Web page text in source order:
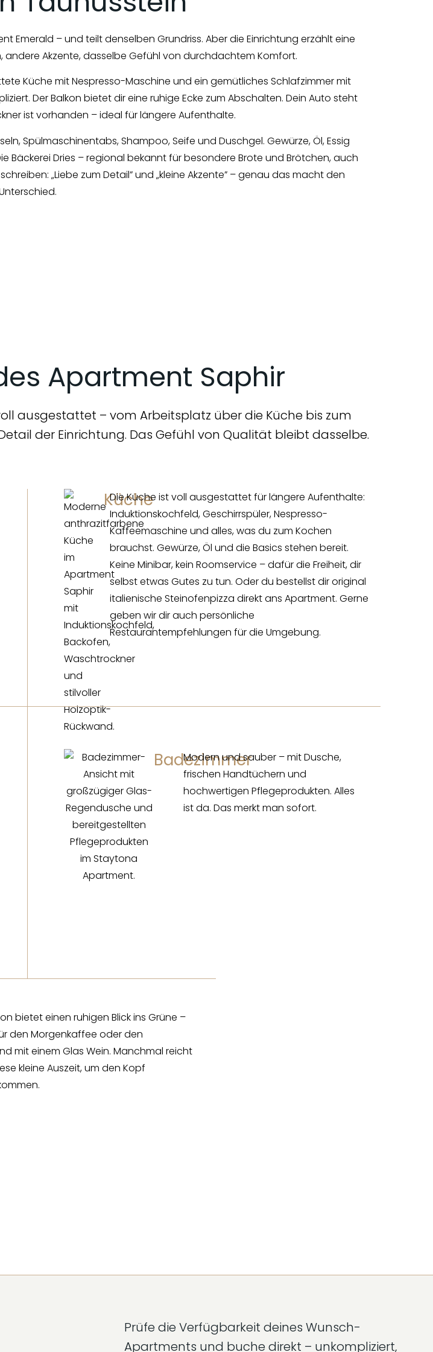
Emerald – und teilt denselben Grundriss. Aber die Einrichtung erzählt eine
Akzente, dasselbe Gefühl von durchdachtem Komfort.
Küche mit Nespresso-Maschine und ein gemütliches Schlafzimmer mit
Der Balkon bietet dir eine ruhige Ecke zum Abschalten. Dein Auto steht
ist vorhanden – ideal für längere Aufenthalte.
Spülmaschinentabs, Shampoo, Seife und Duschgel. Gewürze, Öl, Essig
Bäckerei Dries – regional bekannt für besondere Brote und Brötchen, auch
„Liebe zum Detail” und „kleine Akzente” – genau das macht den
Apartment Saphir
ausgestattet – vom Arbeitsplatz über die Küche bis zum
der Einrichtung. Das Gefühl von Qualität bleibt dasselbe.
Küche
Die Küche ist voll ausgestattet für längere Aufenthalte:
Induktionskochfeld, Geschirrspüler, Nespresso-
Kaffeemaschine und alles, was du zum Kochen
brauchst. Gewürze, Öl und die Basics stehen bereit.
Keine Minibar, kein Roomservice – dafür die Freiheit, dir
selbst etwas Gutes zu tun. Oder du bestellst dir original
italienische Steinofenpizza direkt ans Apartment. Gerne
geben wir dir auch persönliche
Restaurantempfehlungen für die Umgebung.
Badezimmer
Modern und sauber – mit Dusche,
frischen Handtüchern und
hochwertigen Pflegeprodukten. Alles
ist da. Das merkt man sofort.
bietet einen ruhigen Blick ins Grüne –
den Morgenkaffee oder den
mit einem Glas Wein. Manchmal reicht
kleine Auszeit, um den Kopf
Prüfe die Verfügbarkeit deines Wunsch-
Apartments und buche direkt – unkompliziert,